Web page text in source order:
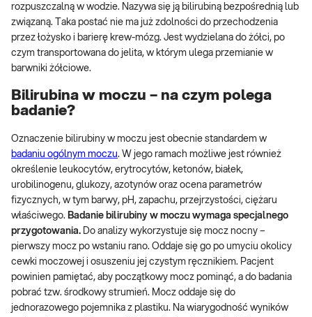
rozpuszczalną w wodzie. Nazywa się ją bilirubiną bezpośrednią lub
związaną. Taka postać nie ma już zdolności do przechodzenia
przez łożysko i barierę krew-mózg. Jest wydzielana do żółci, po
czym transportowana do jelita, w którym ulega przemianie w
barwniki żółciowe.
Bilirubina w moczu – na czym polega
badanie?
Oznaczenie bilirubiny w moczu jest obecnie standardem w
badaniu ogólnym moczu. W jego ramach możliwe jest również
określenie leukocytów, erytrocytów, ketonów, białek,
urobilinogenu, glukozy, azotynów oraz ocena parametrów
fizycznych, w tym barwy, pH, zapachu, przejrzystości, ciężaru
właściwego. Badanie bilirubiny w moczu wymaga specjalnego
przygotowania. Do analizy wykorzystuje się mocz nocny –
pierwszy mocz po wstaniu rano. Oddaje się go po umyciu okolicy
cewki moczowej i osuszeniu jej czystym ręcznikiem. Pacjent
powinien pamiętać, aby początkowy mocz pominąć, a do badania
pobrać tzw. środkowy strumień. Mocz oddaje się do
jednorazowego pojemnika z plastiku. Na wiarygodność wyników